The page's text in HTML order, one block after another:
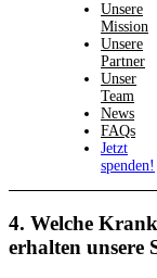
Unsere
Mission
Unsere
Partner
Unser
Team
News
FAQs
Jetzt
spenden!
4. Welche
erhalten unsere